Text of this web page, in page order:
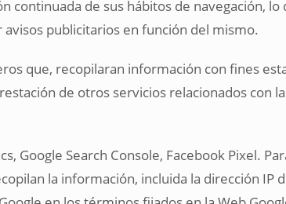
continuada de sus hábitos de navegación,
publicitarios en función del mismo.
que, recopilaran información con fines
de otros servicios relacionados con
Google Search Console, Facebook Pixel.
la información, incluida la dirección IP